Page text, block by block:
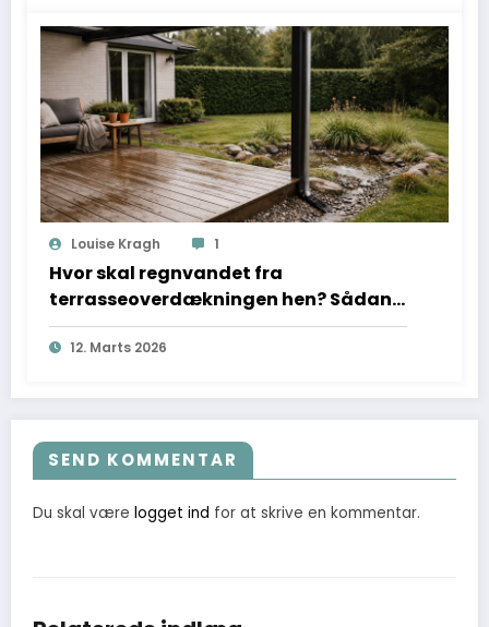
Louise Kragh 1
Hvor skal regnvandet fra
terrasseoverdækningen hen? Sådan
vælger du løsning uden
fugtproblemer
12. Marts 2026
SEND KOMMENTAR
Du skal være logget ind for at skrive en kommentar.